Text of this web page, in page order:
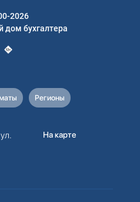
2026
дом бухгалтера
Регионы
На карте